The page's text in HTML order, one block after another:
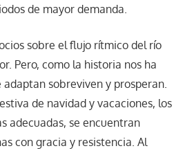
de mayor demanda.
sobre el flujo rítmico del río
Pero, como la historia nos ha
sobreviven y prosperan.
de navidad y vacaciones, los
adecuadas, se encuentran
con gracia y resistencia. Al